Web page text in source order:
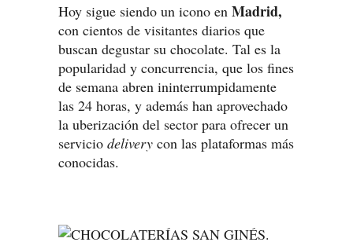
Hoy sigue siendo un icono en Madrid,
con cientos de visitantes diarios que
buscan degustar su chocolate. Tal es la
popularidad y concurrencia, que los fines
de semana abren ininterrumpidamente
las 24 horas, y además han aprovechado
la uberización del sector para ofrecer un
servicio delivery con las plataformas más
conocidas.